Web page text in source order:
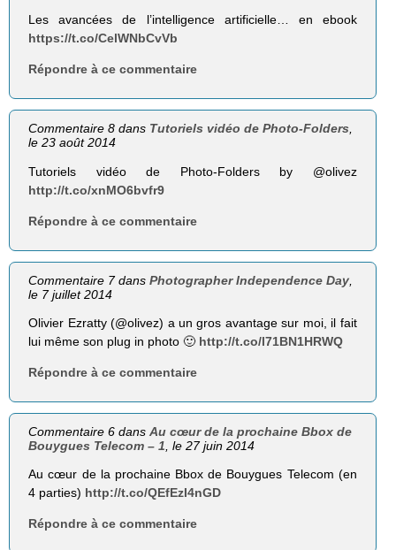
Les avancées de l’intelligence artificielle… en ebook
https://t.co/CelWNbCvVb
Répondre à ce commentaire
Commentaire 8 dans Tutoriels vidéo de Photo-Folders,
le 23 août 2014
Tutoriels vidéo de Photo-Folders by @olivez
http://t.co/xnMO6bvfr9
Répondre à ce commentaire
Commentaire 7 dansPhotographer Independence Day
le 7 juillet 2014
Olivier Ezratty (@olivez) a un gros avantage sur moi, il fait
lui même son plug in photo 🙂 http://t.co/l71BN1HRWQ
Répondre à ce commentaire
Commentaire 6 dansAu cœur de la prochaine Bbox de
Bouygues Telecom – 1 , le 27 juin 2014
Au cœur de la prochaine Bbox de Bouygues Telecom (en
4 parties) http://t.co/QEfEzI4nGD
Répondre à ce commentaire